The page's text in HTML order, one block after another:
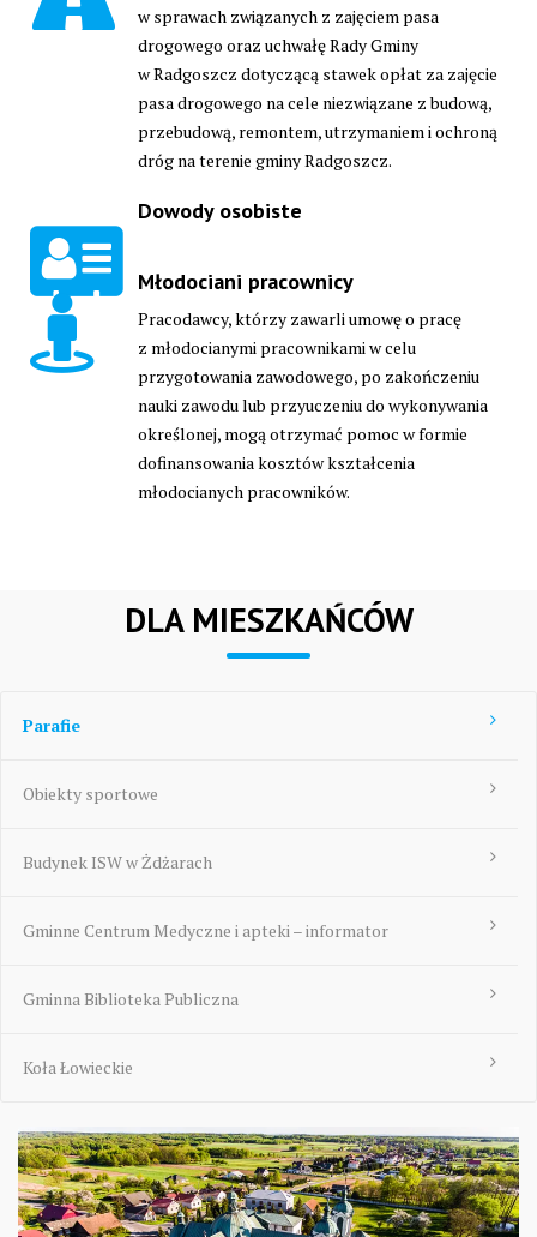
w sprawach związanych z zajęciem pasa
drogowego oraz uchwałę Rady Gminy
w Radgoszcz dotyczącą stawek opłat za zajęcie
pasa drogowego na cele niezwiązane z budową,
przebudową, remontem, utrzymaniem i ochroną
dróg na terenie gminy Radgoszcz.
Dowody osobiste
Młodociani pracownicy
Pracodawcy, którzy zawarli umowę o pracę
z młodocianymi pracownikami w celu
przygotowania zawodowego, po zakończeniu
nauki zawodu lub przyuczeniu do wykonywania
określonej, mogą otrzymać pomoc w formie
dofinansowania kosztów kształcenia
młodocianych pracowników.
DLA MIESZKAŃCÓW
Parafie
Obiekty sportowe
Budynek ISW w Żdżarach
Gminne Centrum Medyczne i apteki – informator
Gminna Biblioteka Publiczna
Koła Łowieckie